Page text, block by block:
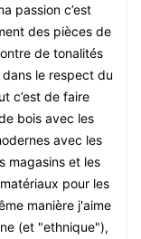
passion c’est
des pièces de
de tonalités
le respect du
c’est de faire
bois avec les
avec les
magasins et les
pour les
manière j'aime
(et "ethnique"),